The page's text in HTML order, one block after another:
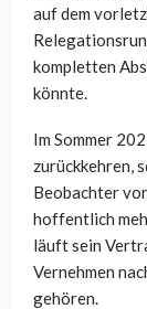
auf dem
kompletten
könnte.
Im Sommer
zurückkehren,
Beobachter
hoffentlich
läuft sein
Vernehmen
gehören.